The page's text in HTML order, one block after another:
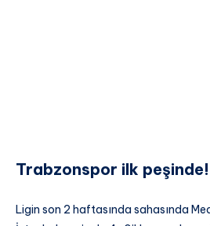
Trabzonspor ilk peşinde!
Ligin son 2 haftasında sahasında